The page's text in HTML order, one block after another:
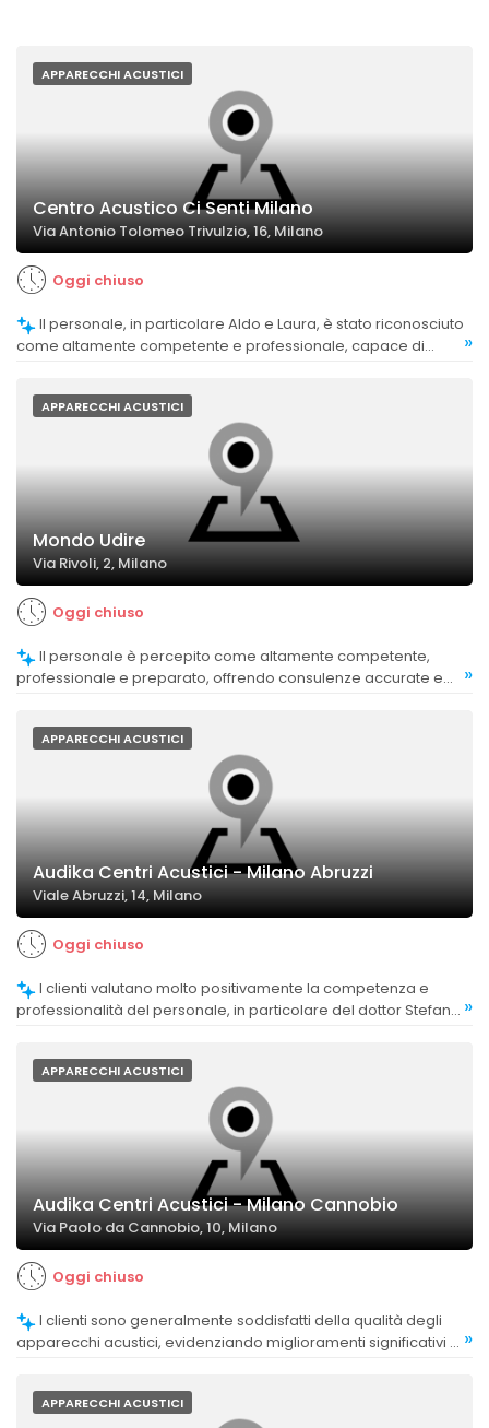
APPARECCHI ACUSTICI
Centro Acustico Ci Senti Milano
Via Antonio Tolomeo Trivulzio, 16, Milano
Oggi chiuso
come altamente competente e professionale, capace di
»
APPARECCHI ACUSTICI
Mondo Udire
Via Rivoli, 2, Milano
Oggi chiuso
professionale e preparato, offrendo consulenze accurate e
»
APPARECCHI ACUSTICI
Audika Centri Acustici - Milano Abruzzi
Viale Abruzzi, 14, Milano
Oggi chiuso
professionalità del personale, in particolare del dottor Stefano »
APPARECCHI ACUSTICI
Audika Centri Acustici - Milano Cannobio
Via Paolo da Cannobio, 10, Milano
Oggi chiuso
apparecchi acustici, evidenziando miglioramenti significativi e »
APPARECCHI ACUSTICI